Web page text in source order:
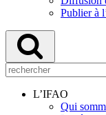
Publier à
L’IFAO
Qui